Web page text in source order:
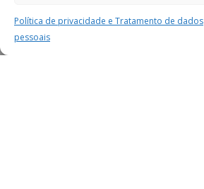
Política de privacidade e Tratamento de dados
pessoais